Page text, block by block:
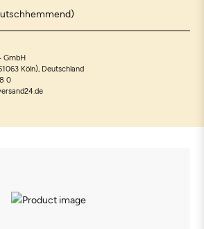
GmbH
Köln), Deutschland
0